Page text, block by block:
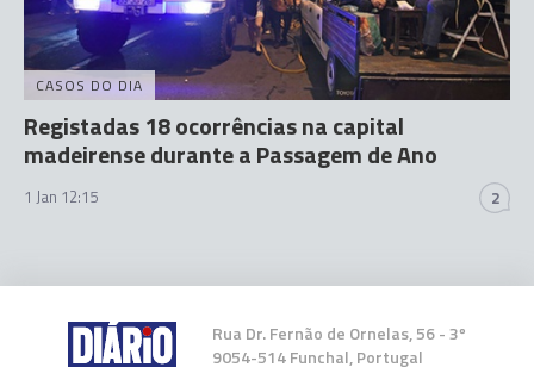
CASOS DO DIA
Registadas 18 ocorrências na capital
madeirense durante a Passagem de Ano
1 Jan 12:15 2
Rua Dr. Fernão de Ornelas, 56 - 3º
9054-514 Funchal, Portugal